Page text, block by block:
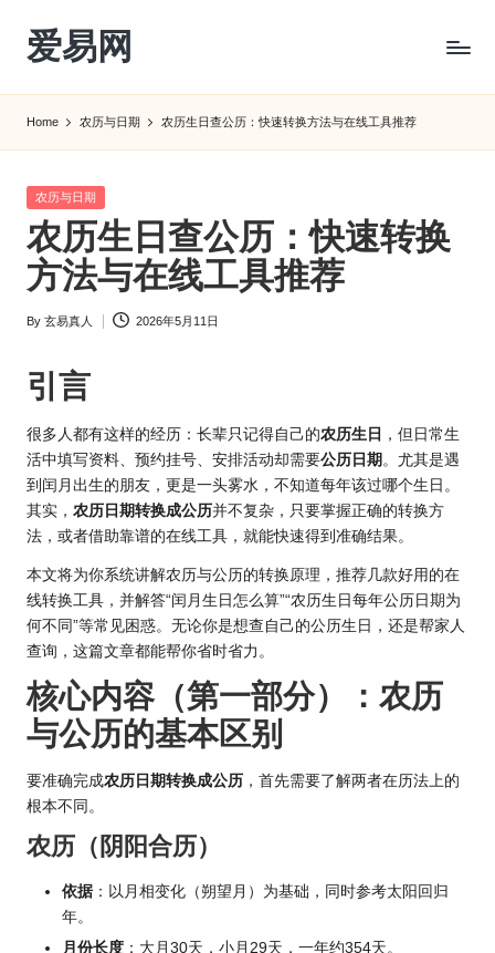
Skip
content
爱易网
转
农
历
阴
历
Home 农历与日期 农历生日查公历：快速转换方法与在线工具推荐
Posted
农历与日期
农历生日查公历：快速转换
方法与在线工具推荐
Posted
By 玄易真人 2026年5月11日
引言
很多人都有这样的经历：长辈只记得自己的农历生日 ，但日常生
活中填写资料、预约挂号、安排活动却需要公历日期 。尤其是遇
到闰月出生的朋友，更是一头雾水，不知道每年该过哪个生日。
其实， 农历日期转换成公历并不复杂，只要掌握正确的转换方
法，或者借助靠谱的在线工具，就能快速得到准确结果。
本文将为你系统讲解农历与公历的转换原理，推荐几款好用的在
线转换工具，并解答“闰月生日怎么算”“农历生日每年公历日期为
何不同”等常见困惑。无论你是想查自己的公历生日，还是帮家人
查询，这篇文章都能帮你省时省力。
核心内容（第一部分）：农历
与公历的基本区别
要准确完成农历日期转换成公历 ，首先需要了解两者在历法上的
根本不同。
农历（阴阳合历）
依据：以月相变化（朔望月）为基础，同时参考太阳回归
年。
月份长度 ：大月30天，小月29天，一年约354天。